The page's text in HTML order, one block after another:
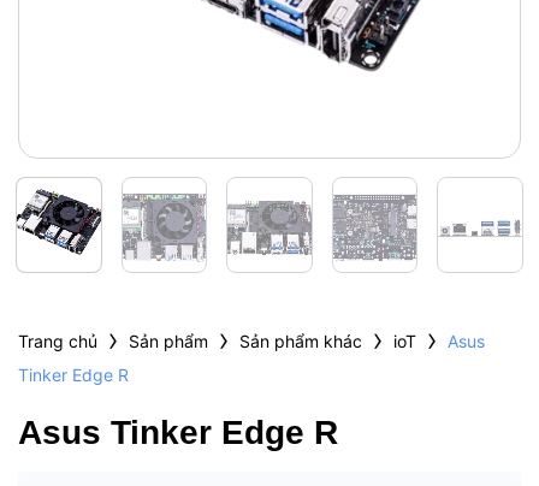
Trang chủ › Sản phẩm › Sản phẩm khác › ioT ›
Asus
Tinker Edge R
Asus Tinker Edge R